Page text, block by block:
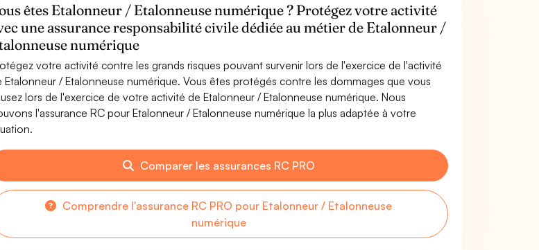
êtes Etalonneur / Etalonneuse numérique ? Protégez votre activité
une assurance responsabilité civile dédiée au métier de Etalonneur /
numérique
votre activité contre les grands risques pouvant survenir lors de l'exercice de l'activité
Etalonneur / Etalonneuse numérique. Vous êtes protégés contre les dommages que vous
lors de l'exercice de votre activité de Etalonneur / Etalonneuse numérique. Nous
l'assurance RC pour Etalonneur / Etalonneuse numérique la plus adaptée à votre
Comparer les assurances RC PRO
Comprendre l'assurance RC PRO pour Etalonneur / Etalonneuse
numérique